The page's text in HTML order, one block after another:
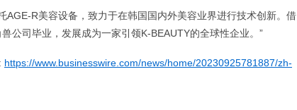
AGE-R美容设备，致力于在韩国国内外美容业界进行技术创新。借
公司毕业，发展成为一家引领K-BEAUTY的全球性企业。”
https://www.businesswire.com/news/home/20230925781887/zh-